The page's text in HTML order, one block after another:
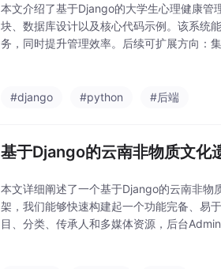
本文介绍了基于Django的大学生心理健康管
块、数据库设计以及核心代码示例。该系统
务，同时提升管理效率。后续可扩展方向：
#django
#python #后端
基于Django的云南非物质文化
本文详细阐述了一个基于Django的云南非
架，我们能够快速构建起一个功能完备、易
目、分类、传承人和多媒体资源，后台